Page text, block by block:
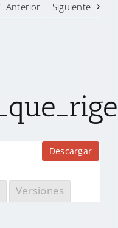
Anterior Siguiente
Descargar
Versiones